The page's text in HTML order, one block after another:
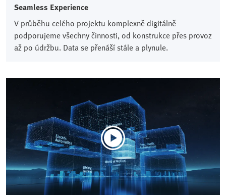
Seamless Experience​
V průběhu celého projektu komplexně digitálně
podporujeme všechny činnosti, od konstrukce přes provoz
až po údržbu. Data se přenáší stále a plynule.​